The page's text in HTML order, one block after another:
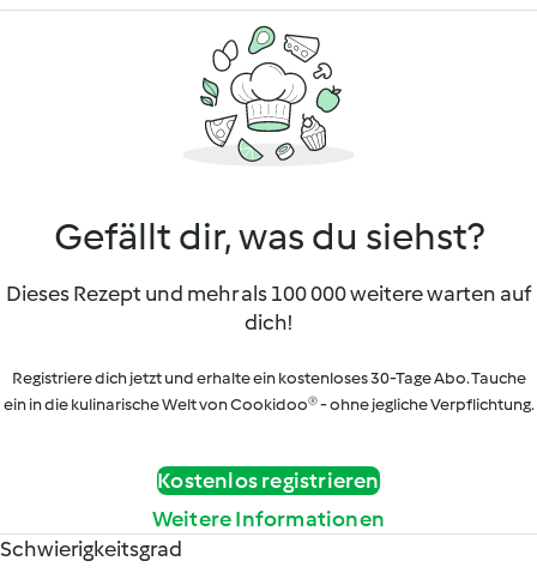
Gefällt dir, was du siehst?
Dieses Rezept und mehr als 100 000 weitere warten auf
dich!
Registriere dich jetzt und erhalte ein kostenloses 30-Tage Abo. Tauche
ein in die kulinarische Welt von Cookidoo® - ohne jegliche Verpflichtung.
Kostenlos registrieren
Weitere Informationen
Schwierigkeitsgrad